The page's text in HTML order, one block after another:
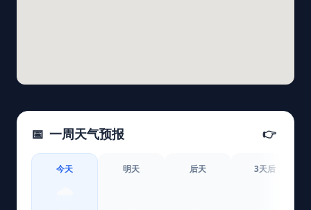
📅 一周天气预报 👉
今天 明天 后天 3天后